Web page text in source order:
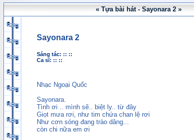
« Tựa bài hát - Sayonara 2 »
Sayonara 2
Sáng tác: :: ::
Ca sĩ: :: ::
Nhạc Ngoại Quốc
Sayonara.
Tình ơi .. mình sẽ.. biệt ly.. từ đây
Giọt mưa rơi, như tim chứa chan lệ rơi
Như cơn sóng đang trào dâng...
còn chi nữa em ơi